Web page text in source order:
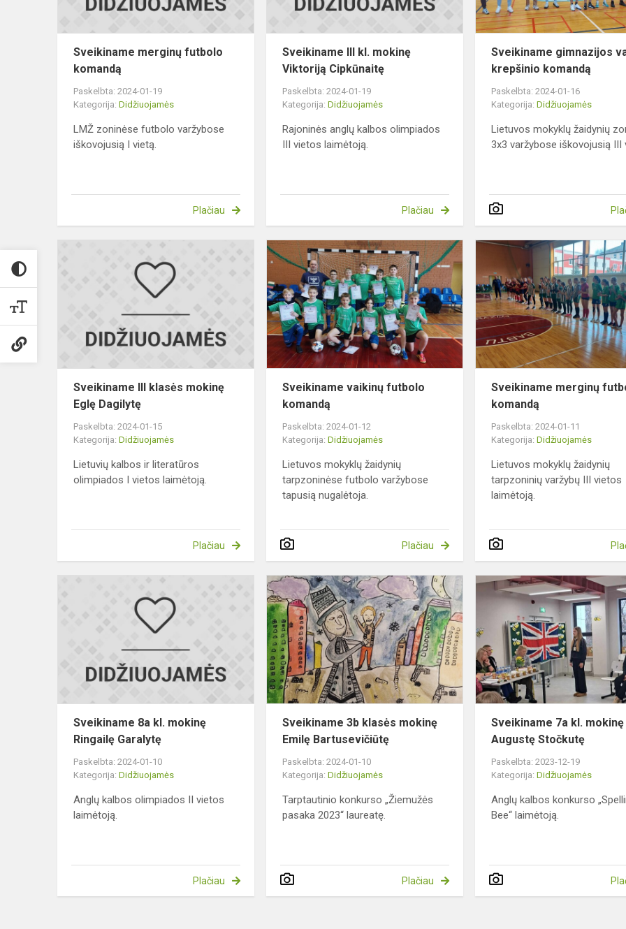
Sveikiname merginų futbolo
komandą
Paskelbta: 2024-01-19
Kategorija: Didžiuojamės
LMŽ zoninėse futbolo varžybose
iškovojusią I vietą.
Plačiau
Sveikiname III kl. mokinę
Viktoriją Cipkūnaitę
Paskelbta: 2024-01-19
Kategorija:Didžiuojamės
Rajoninės anglų kalbos olimpiados
III vietos laimėtoją.
Plačiau
Sveikiname gimnazijos
krepšinio komandą
Paskelbta: 2024-01-16
Kategorija:Didžiuojamės
Lietuvos mokyklų žaidynių
3x3 varžybose iškovojusią III
Sveikiname
klasės
mokinę
Eglę
Dagilytę
Sveikiname III klasės mokinę
Eglę Dagilytę
Paskelbta: 2024-01-15
Kategorija: Didžiuojamės
Lietuvių kalbos ir literatūros
olimpiados I vietos laimėtoją.
Plačiau
Sveikiname
vaikinų
futbolo
komandą
Sveikiname vaikinų futbolo
komandą
Paskelbta: 2024-01-12
Kategorija:Didžiuojamės
Lietuvos mokyklų žaidynių
tarpzoninėse futbolo varžybose
tapusią nugalėtoja.
Plačiau
Sveikiname merginų
komandą
Paskelbta: 2024-01-11
Kategorija:Didžiuojamės
Lietuvos mokyklų žaidynių
tarpzoninių varžybų III vietos
laimėtoją.
Sveikiname
mokinę
Ringailę
Garalytę
Sveikiname 8a kl. mokinę
Ringailę Garalytę
Paskelbta: 2024-01-10
Kategorija: Didžiuojamės
Anglų kalbos olimpiados II vietos
laimėtoją.
Plačiau
Sveikiname
3b
klasės
mokinę
Emilę
Bartusevičiūtę
Sveikiname 3b klasės mokinę
Emilę Bartusevičiūtę
Paskelbta: 2024-01-10
Kategorija:Didžiuojamės
Tarptautinio konkurso „Žiemužės
pasaka 2023“ laureatę.
Plačiau
Sveikiname 7a kl. mokinę
Augustę Stočkutę
Paskelbta: 2023-12-19
Kategorija:Didžiuojamės
Anglų kalbos konkurso
Bee“ laimėtoją.